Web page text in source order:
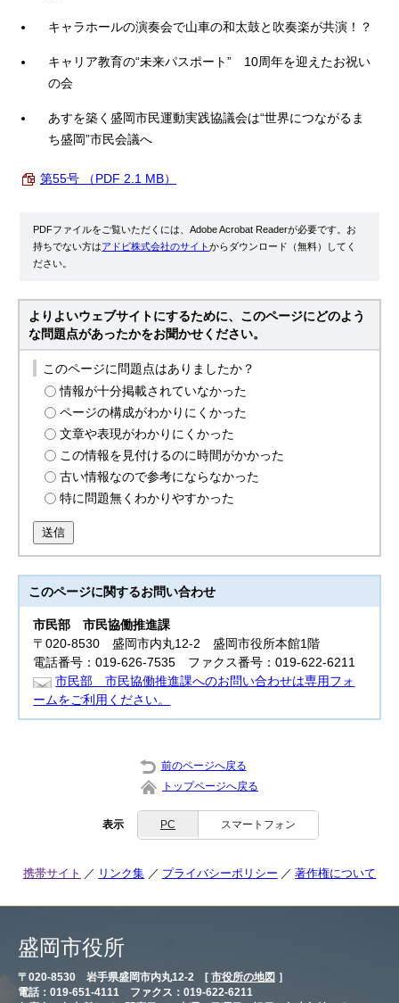
キャラホールの演奏会で山車の和太鼓と吹奏楽が共演！？
キャリア教育の“未来パスポート” 10周年を迎えたお祝い
の会
あすを築く盛岡市民運動実践協議会は“世界につながるま
ち盛岡”市民会議へ
第55号 （PDF 2.1 MB）
PDFファイルをご覧いただくには、Adobe Acrobat Readerが必要です。お
持ちでない方はアドビ株式会社のサイトからダウンロード（無料）してく
ださい。
よりよいウェブサイトにするために、このページにどのよう
な問題点があったかをお聞かせください。
このページに問題点はありましたか？
情報が十分掲載されていなかった
ページの構成がわかりにくかった
文章や表現がわかりにくかった
この情報を見付けるのに時間がかかった
古い情報なので参考にならなかった
特に問題無くわかりやすかった
送信
このページに関するお問い合わせ
市民部市民協働推進課
〒020-8530 盛岡市内丸12-2 盛岡市役所本館1階
電話番号：019-626-7535 ファクス番号：019-622-6211
市民部 市民協働推進課へのお問い合わせは専用フォ
ームをご利用ください。
前のページへ戻る
トップページへ戻る
表示 PC スマートフォン
携帯サイト リンク集 プライバシーポリシー 著作権について
盛岡市役所
〒020-8530 岩手県盛岡市内丸12-2 [ 市役所の地図 ］
電話：019-651-4111 ファクス：019-622-6211